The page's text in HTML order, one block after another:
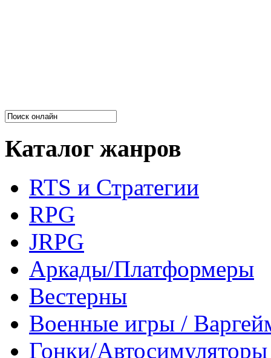
Каталог жанров
RTS и Стратегии
RPG
JRPG
Аркады/Платформеры
Вестерны
Военные игры /
Гонки/Автосимуляторы